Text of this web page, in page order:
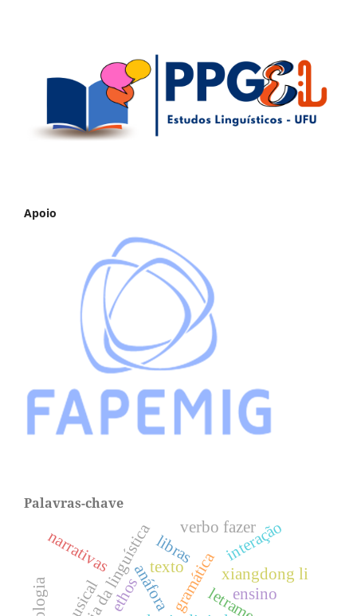
Apoio
Palavras-chave
ensino
gramática
história da linguísticatexto xiangdong li
narrativas interação
verbo fazer
anáfora
ethos
libras